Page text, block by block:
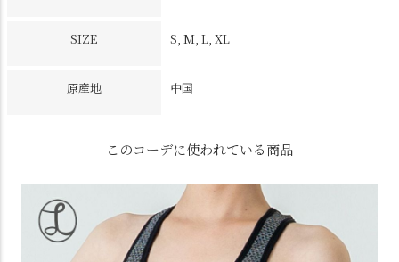
SIZE S, M, L, XL
原産地 中国
このコーデに使われている商品